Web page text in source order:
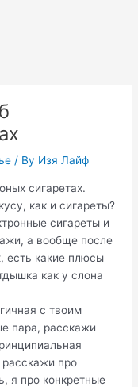
/ By Изя Лайф
сигаретах.
как и сигареты?
сигареты и
а вообще после
есть какие плюсы
как у слона
с твоим
пара, расскажи
расскажи про
я про конкретные